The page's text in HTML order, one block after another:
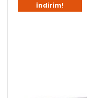
İndirim!